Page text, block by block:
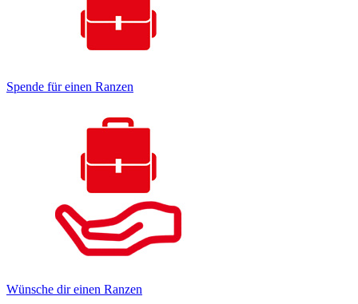
Spende für einen Ranzen
Wünsche dir einen Ranzen